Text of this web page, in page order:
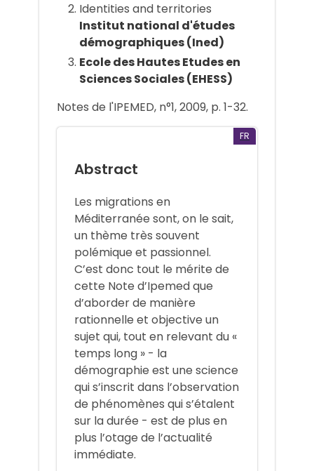
Identities and territories
Institut national d'études
démographiques (Ined)
Ecole des Hautes Etudes en
Sciences Sociales (EHESS)
Notes de l'IPEMED, n°1, 2009, p. 1-32.
FR
Abstract
Les migrations en
Méditerranée sont, on le sait,
un thème très souvent
polémique et passionnel.
C’est donc tout le mérite de
cette Note d’Ipemed que
d’aborder de manière
rationnelle et objective un
sujet qui, tout en relevant du «
temps long » - la
démographie est une science
qui s’inscrit dans l’observation
de phénomènes qui s’étalent
sur la durée - est de plus en
plus l’otage de l’actualité
immédiate.